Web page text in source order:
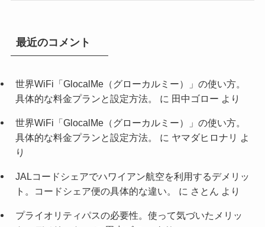
最近のコメント
世界WiFi「GlocalMe（グローカルミー）」の使い方。
具体的な料金プランと設定方法。
に 田中ゴロー より
世界WiFi「GlocalMe（グローカルミー）」の使い方。
具体的な料金プランと設定方法。
に ヤマダヒロナリ よ
り
JALコードシェアでハワイアン航空を利用するデメリッ
ト。コードシェア便の具体的な違い。
に さとん より
プライオリティパスの必要性。使って気づいたメリッ